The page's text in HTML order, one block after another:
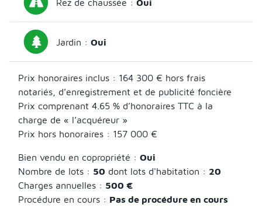
Rez de chaussée :Oui
Jardin :Oui
Prix honoraires inclus : 164 300 € hors frais
notariés, d’enregistrement et de publicité foncière
Prix comprenant 4.65 % d’honoraires TTC à la
charge de « l’acquéreur »
Prix hors honoraires : 157 000 €
Bien vendu en copropriété : Oui
Nombre de lots : 50 dont lots d'habitation : 20
Charges annuelles : 500 €
Procédure en cours : Pas de procédure en cours